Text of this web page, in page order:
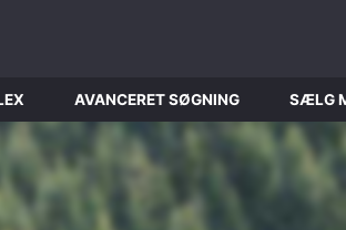
AVANCERET SØGNING SÆLG